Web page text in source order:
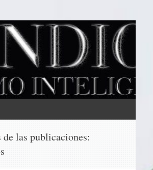
de las publicaciones: